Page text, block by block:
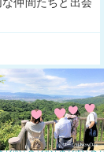
仲間たちと出会